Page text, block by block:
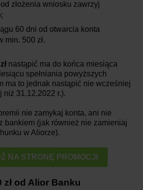
złożenia wniosku zawrzyj
60 dni od otwarcia konta
min. 500 zł.
nastąpić ma do końca miesiąca
spełniania powyższych
ma to jednak nastąpić nie wcześniej
niż 31.12.2022 r.).
nie zamykaj konta, ani nie
bankiem (jak również nie zamieniaj
w Aliorze).
NA STRONĘ PROMOCJI
od Alior Banku